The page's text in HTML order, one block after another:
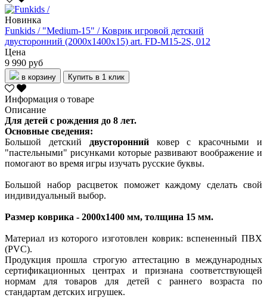
Новинка
Funkids / "Medium-15" / Коврик игровой детский
двусторонний (2000х1400х15) art. FD-M15-2S, 012
Цена
9 990 руб
в корзину Купить в 1 клик
Информация о товаре
Описание
Для детей с рождения до 8 лет.
Основные сведения:
Большой детский
двусторонний
ковер с красочными и
"пастельными" рисунками которые развивают воображение и
помогают во время игры изучать русские буквы.
Большой набор расцветок поможет каждому сделать свой
индивидуальный выбор.
Размер коврика - 2000x1400 мм, толщина 15 мм.
Материал из которого изготовлен коврик: вспененный ПВХ
(PVC).
Продукция прошла строгую аттестацию в международных
сертификационных центрах и признана соответствующей
нормам для товаров для детей с раннего возраста по
стандартам детских игрушек.